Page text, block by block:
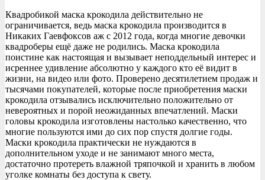
Квадробикой маска крокодила действительно не
ограничивается, ведь маска крокодила производится в
Никаких Гаевфоксов аж с 2012 года, когда многие девочки
квадроберы ещё даже не родились. Маска крокодила
поистине как настоящая и вызывает неподдельный интерес и
исреннее удивление абсолютно у каждого кто её видит в
жизни, на видео или фото. Проверено десятилетием продаж и
тысячами покупателей, которые после приобретения маски
крокодила отзывались исключительно положительно от
невероятных и порой неожиданных впечатлений. Маски
головы крокодила изготовлены настолько качественно, что
многие пользуются ими до сих пор спустя долгие годы.
Маски крокодила практически не нуждаются в
дополнительном уходе и не занимают много места,
достаточно протереть влажной тряпочкой и хранить в любом
уголке комнаты без доступа к свету.